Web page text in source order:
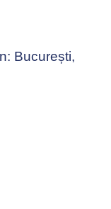
București,